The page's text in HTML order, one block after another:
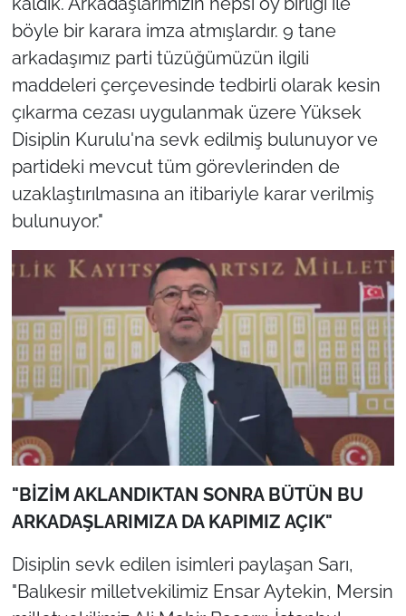
böyle bir karara imza atmışlardır. 9 tane
arkadaşımız parti tüzüğümüzün ilgili
maddeleri çerçevesinde tedbirli olarak kesin
çıkarma cezası uygulanmak üzere Yüksek
Disiplin Kurulu'na sevk edilmiş bulunuyor ve
partideki mevcut tüm görevlerinden de
uzaklaştırılmasına an itibariyle karar verilmiş
bulunuyor."
"BİZİM AKLANDIKTAN SONRA BÜTÜN BU
ARKADAŞLARIMIZA DA KAPIMIZ AÇIK"
Disiplin sevk edilen isimleri paylaşan Sarı,
"Balıkesir milletvekilimiz Ensar Aytekin, Mersin